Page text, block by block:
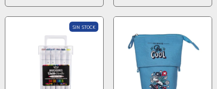
SIN STOCK